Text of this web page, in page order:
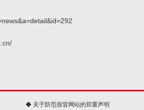
◆ 关于防范假冒网站的郑重声明